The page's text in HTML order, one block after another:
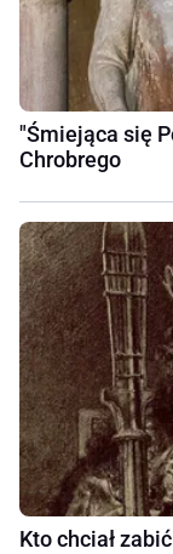
"Śmiejąca się
Chrobrego
Kto chciał